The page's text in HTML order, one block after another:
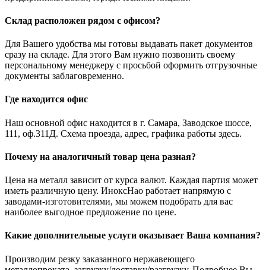
Склад расположен рядом с офисом?
Для Вашего удобства мы готовы выдавать пакет документов
сразу на складе. Для этого Вам нужно позвонить своему
персональному менеджеру с просьбой оформить отгрузочные
документы заблаговременно.
Где находится офис
Наш основной офис находится в г. Самара, Заводское шоссе,
111, оф.311Д. Схема проезда, адрес, графика работы здесь.
Почему на аналогичный товар цена разная?
Цена на металл зависит от курса валют. Каждая партия может
иметь различную цену. ИноксНао работает напрямую с
заводами-изготовителями, мы можем подобрать для вас
наиболее выгодное предложение по цене.
Какие дополнительные услуги оказывает Ваша компания?
Производим резку заказанного нержавеющего